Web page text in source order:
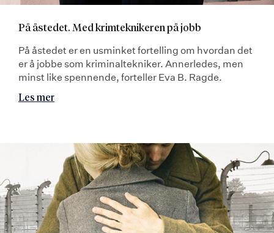
På åstedet. Med krimteknikeren på jobb
På åstedet er en usminket fortelling om hvordan det
er å jobbe som kriminaltekniker. Annerledes, men
minst like spennende, forteller Eva B. Ragde.
Les mer